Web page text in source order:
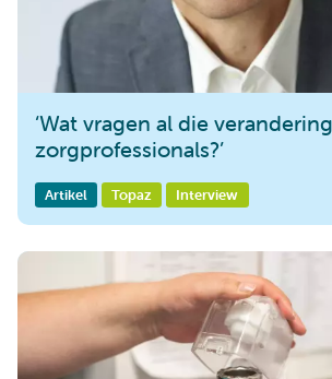
‘Wat vragen al die
zorgprofessionals?’
Artikel Topaz Interview